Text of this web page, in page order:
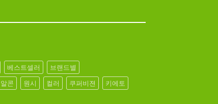
베스트셀러
브랜드별
알콘 원시 컬러 쿠퍼비젼
키에토